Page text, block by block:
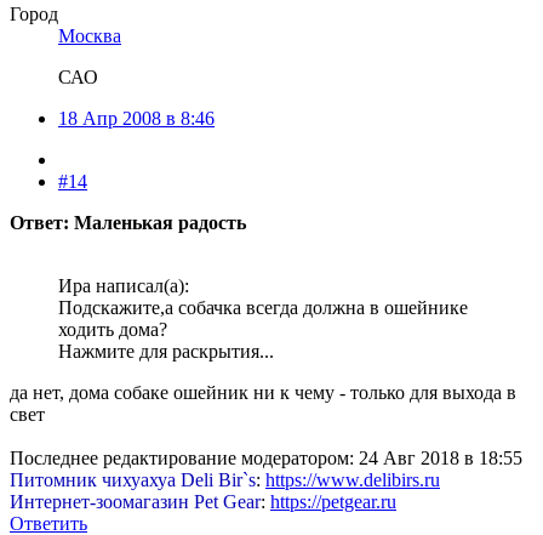
Город
Москва
САО
18 Апр 2008 в 8:46
#14
Ответ: Маленькая радость
Ира написал(а):
Подскажите,а собачка всегда должна в ошейнике
ходить дома?
Нажмите для раскрытия...
да нет, дома собаке ошейник ни к чему - только для выхода в
свет
Последнее редактирование модератором: 24 Авг 2018 в 18:55
Питомник чихуахуа Deli Bir`s: https://www.delibirs.ru
Интернет-зоомагазин Pet Gear: https://petgear.ru
Ответить